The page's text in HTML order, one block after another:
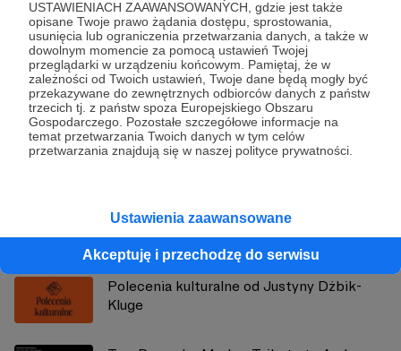
USTAWIENIACH ZAAWANSOWANYCH, gdzie jest także
opisane Twoje prawo żądania dostępu, sprostowania,
usunięcia lub ograniczenia przetwarzania danych, a także w
dowolnym momencie za pomocą ustawień Twojej
przeglądarki w urządzeniu końcowym. Pamiętaj, że w
zależności od Twoich ustawień, Twoje dane będą mogły być
przekazywane do zewnętrznych odbiorców danych z państw
trzecich tj. z państw spoza Europejskiego Obszaru
Gospodarczego. Pozostałe szczegółowe informacje na
temat przetwarzania Twoich danych w tym celów
przetwarzania znajdują się w naszej polityce prywatności.
Ustawienia zaawansowane
Akceptuję i przechodzę do serwisu
Radio 357
Zobacz profil autora
Zobacz również
Polecenia kulturalne od Justyny Dżbik-
Kluge